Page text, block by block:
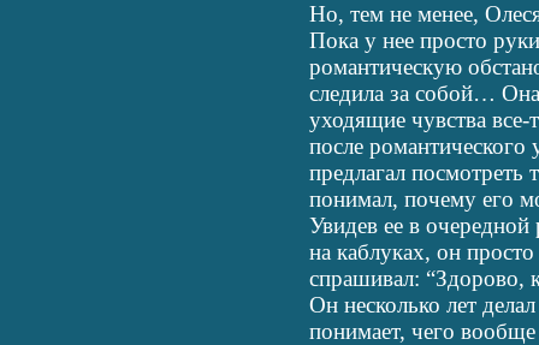
Но, тем не менее,
Пока у нее просто
романтическую
следила за собой…
уходящие чувства
после
предлагал посмотреть
понимал, почему его
Увидев ее в очередной
на каблуках, он
спрашивал: “Здорово,
Он несколько лет
понимает, чего